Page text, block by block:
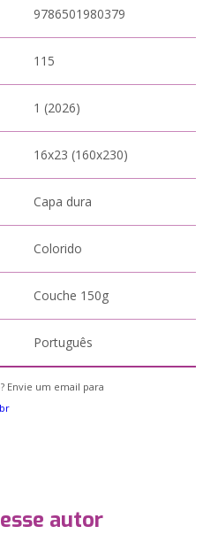
9786501980379
115
1 (2026)
16x23 (160x230)
Capa dura
Colorido
Couche 150g
Português
Envie um email para
autor